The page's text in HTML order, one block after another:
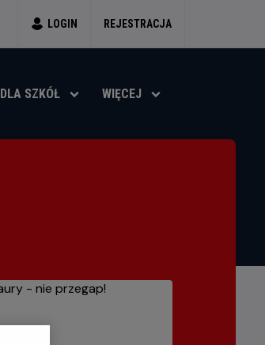
LOGIN REJESTRACJA
DLA SZKÓŁ WIĘCEJ